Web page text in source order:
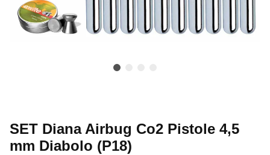
SET Diana Airbug Co2 Pistole 4,5
mm Diabolo (P18)